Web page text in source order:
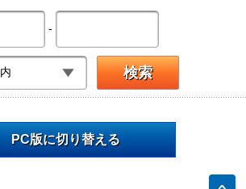
-
PC版に切り替える